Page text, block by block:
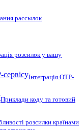
рассылок
розсилок у вашу
Інтеграція OTP-
Приклади коду та готовий
розсилки країнами